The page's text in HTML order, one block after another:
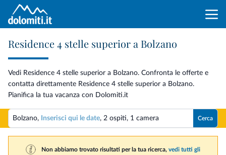
Residence 4 stelle superior a Bolzano
Vedi Residence 4 stelle superior a Bolzano. Confronta le offerte e
contatta direttamente Residence 4 stelle superior a Bolzano.
Pianifica la tua vacanza con Dolomiti.it
Bolzano, Inserisci qui le date, 2 ospiti, 1 camera Cerca
Non abbiamo trovato risultati per la tua ricerca, vedi tutti gli